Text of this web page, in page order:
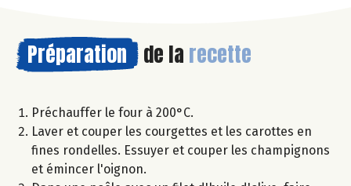
Préparation de la recette
Préchauffer le four à 200°C.
Laver et couper les courgettes et les carottes en
fines rondelles. Essuyer et couper les champignons
et émincer l'oignon.